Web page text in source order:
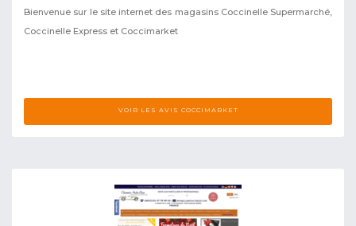
Bienvenue sur le site internet des magasins Coccinelle Supermarché,
Coccinelle Express et Coccimarket
VOIR LES AVIS COCCIMARKET